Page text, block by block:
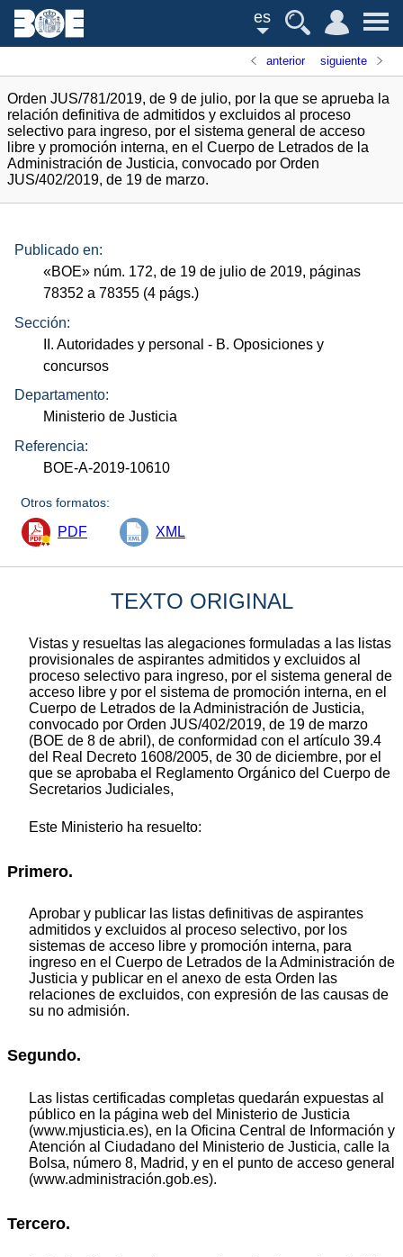
es
anterior siguiente
Orden JUS/781/2019, de 9 de julio, por la que se aprueba la
relación definitiva de admitidos y excluidos al proceso
selectivo para ingreso, por el sistema general de acceso
libre y promoción interna, en el Cuerpo de Letrados de la
Administración de Justicia, convocado por Orden
JUS/402/2019, de 19 de marzo.
Publicado en:
«BOE» núm. 172, de 19 de julio de 2019, páginas
78352 a 78355 (4 págs.)
Sección:
II. Autoridades y personal - B. Oposiciones y
concursos
Departamento:
Ministerio de Justicia
Referencia:
BOE-A-2019-10610
Otros formatos:
PDF XML
TEXTO ORIGINAL
Vistas y resueltas las alegaciones formuladas a las listas
provisionales de aspirantes admitidos y excluidos al
proceso selectivo para ingreso, por el sistema general de
acceso libre y por el sistema de promoción interna, en el
Cuerpo de Letrados de la Administración de Justicia,
convocado por Orden JUS/402/2019, de 19 de marzo
(BOE de 8 de abril), de conformidad con el artículo 39.4
del Real Decreto 1608/2005, de 30 de diciembre, por el
que se aprobaba el Reglamento Orgánico del Cuerpo de
Secretarios Judiciales,
Este Ministerio ha resuelto:
Primero.
Aprobar y publicar las listas definitivas de aspirantes
admitidos y excluidos al proceso selectivo, por los
sistemas de acceso libre y promoción interna, para
ingreso en el Cuerpo de Letrados de la Administración de
Justicia y publicar en el anexo de esta Orden las
relaciones de excluidos, con expresión de las causas de
su no admisión.
Segundo.
Las listas certificadas completas quedarán expuestas al
público en la página web del Ministerio de Justicia
(www.mjusticia.es), en la Oficina Central de Información y
Atención al Ciudadano del Ministerio de Justicia, calle la
Bolsa, número 8, Madrid, y en el punto de acceso general
(www.administración.gob.es).
Tercero.